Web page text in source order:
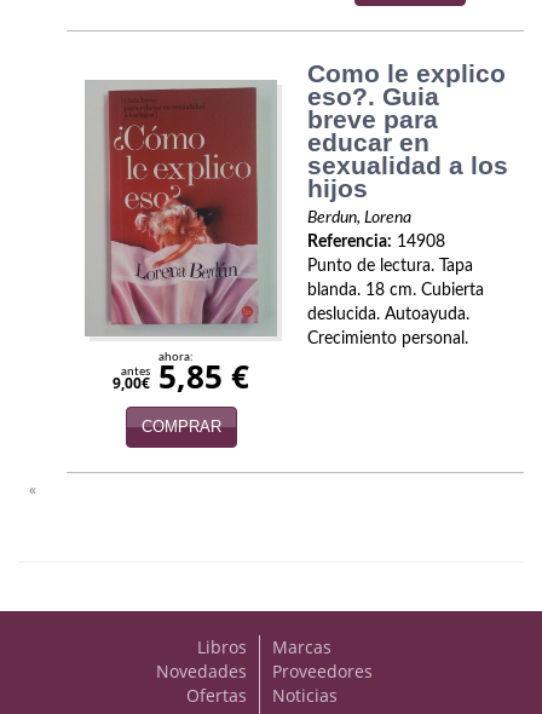
Divulgación científica
Enciclopedias
Física y Química
Como le explico
eso?. Guia
breve para
educar en
sexualidad a los
hijos
Berdun, Lorena
Referencia: 14908
Punto de lectura. Tapa
blanda. 18 cm. Cubierta
deslucida. Autoayuda.
Crecimiento personal.
antes
9,00€
ahora:
5,85 €
COMPRAR
«
Libros
Novedades
Ofertas
Marcas
Proveedores
Noticias